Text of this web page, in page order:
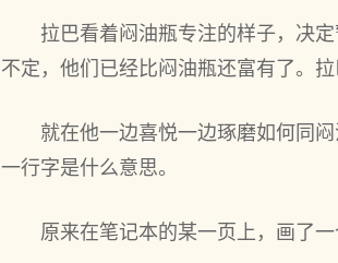
拉巴看着闷油瓶专注的样子，决
不定，他们已经比闷油瓶还富有了。
就在他一边喜悦一边琢磨如何同
一行字是什么意思。
原来在笔记本的某一页上，画了